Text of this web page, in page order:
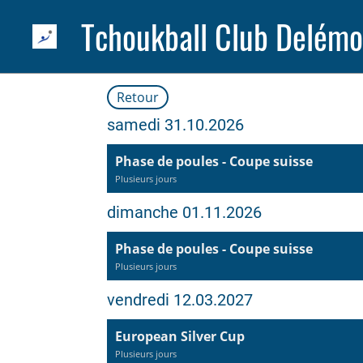
Tchoukball Club
Retour
samedi 31.10.2026
Phase de poules - Coupe suisse
Plusieurs jours
dimanche 01.11.2026
Phase de poules - Coupe suisse
Plusieurs jours
vendredi 12.03.2027
European Silver Cup
Plusieurs jours